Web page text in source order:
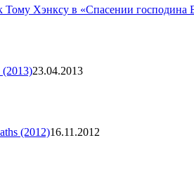
Хэнксу в «Спасении господина
23.04.2013
(2012)16.11.2012